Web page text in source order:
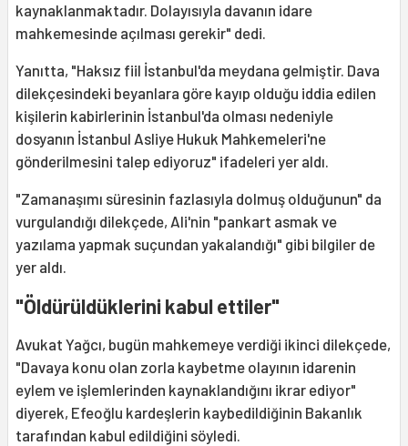
kaynaklanmaktadır. Dolayısıyla davanın idare
mahkemesinde açılması gerekir" dedi.
Yanıtta, "Haksız fiil İstanbul'da meydana gelmiştir. Dava
dilekçesindeki beyanlara göre kayıp olduğu iddia edilen
kişilerin kabirlerinin İstanbul'da olması nedeniyle
dosyanın İstanbul Asliye Hukuk Mahkemeleri'ne
gönderilmesini talep ediyoruz" ifadeleri yer aldı.
"Zamanaşımı süresinin fazlasıyla dolmuş olduğunun" da
vurgulandığı dilekçede, Ali'nin "pankart asmak ve
yazılama yapmak suçundan yakalandığı" gibi bilgiler de
yer aldı.
"Öldürüldüklerini kabul ettiler"
Avukat Yağcı, bugün mahkemeye verdiği ikinci dilekçede,
"Davaya konu olan zorla kaybetme olayının idarenin
eylem ve işlemlerinden kaynaklandığını ikrar ediyor"
diyerek, Efeoğlu kardeşlerin kaybedildiğinin Bakanlık
tarafından kabul edildiğini söyledi.